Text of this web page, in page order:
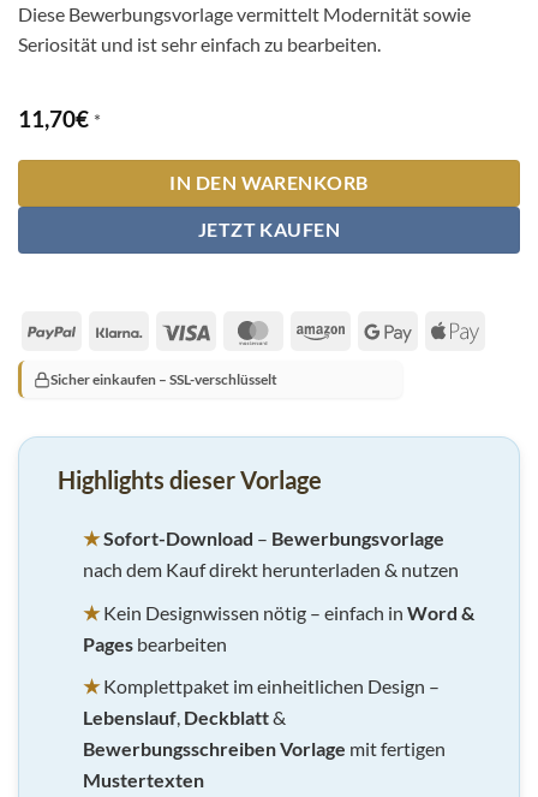
Diese Bewerbungsvorlage vermittelt Modernität sowie
Seriosität und ist sehr einfach zu bearbeiten.
11,70€ *
IN DEN WARENKORB
JETZT KAUFEN
PayPal Klarna Visa MasterCardAmazonGoogle Apple
Sicher einkaufen – SSL-verschlüsselt
Highlights dieser Vorlage
★Sofort-Download – Bewerbungsvorlage
nach dem Kauf direkt herunterladen & nutzen
★Kein Designwissen nötig – einfach in Word &
Pagesbearbeiten
★Komplettpaket im einheitlichen Design –
Lebenslauf, Deckblatt&
Bewerbungsschreiben Vorlage mit fertigen
Mustertexten